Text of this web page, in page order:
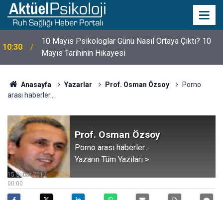
10:30
10 Mayıs Psikologlar Günü Nasıl Ortaya Çıktı? 10
Mayıs Tarihinin Hikayesi
Anasayfa Yazarlar Prof. Osman Özsoy
Porno
arası haberler...
Prof. Osman Özsoy
Porno arası haberler...
Yazarın Tüm Yazıları >
00:00
15 Şubat 2012